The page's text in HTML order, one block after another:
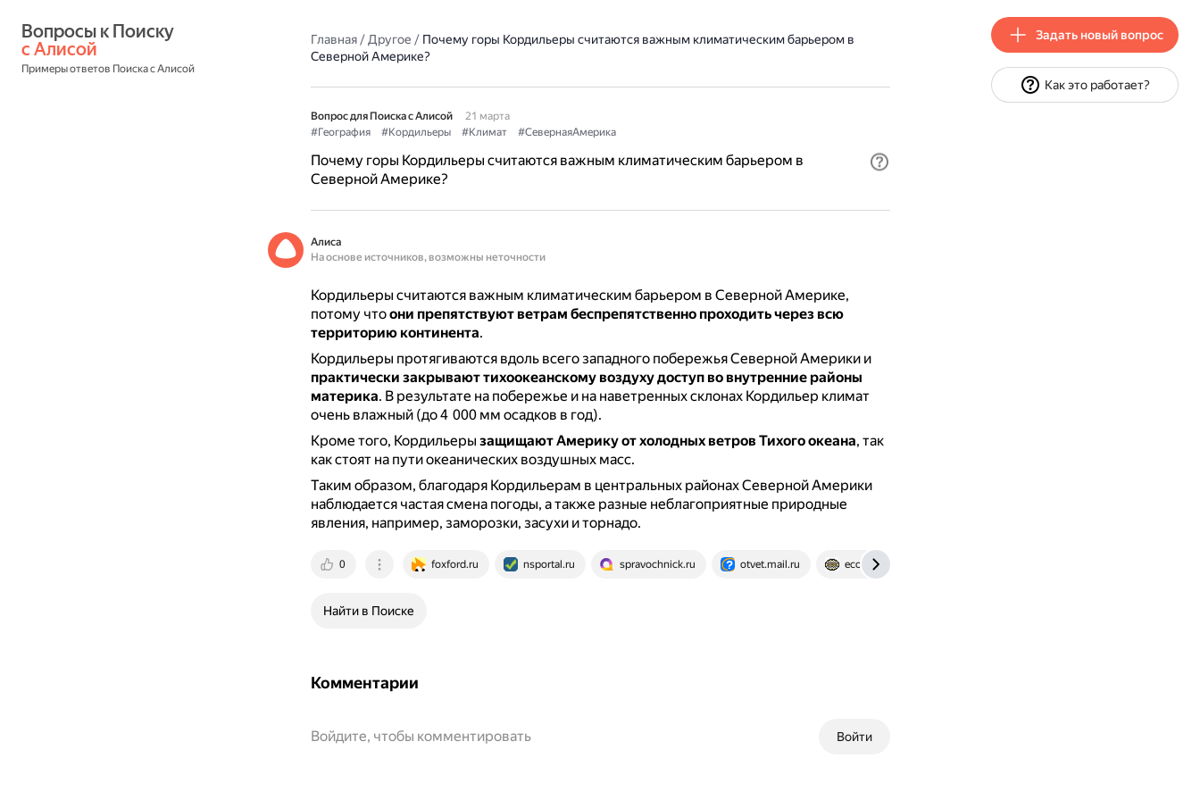
с Алисой
Примеры ответов Поиска с Алисой
Главная/Другое / Почему горы Кордильеры считаются важным климатическим барьером в
Северной Америке?
Вопрос для Поиска с Алисой
21 марта
#География
#Кордильеры #Климат #СевернаяАмерика
Почему горы Кордильеры считаются важным климатическим барьером в
Северной Америке?
Алиса
На основе источников, возможны неточности
Кордильеры считаются важным климатическим барьером в Северной Америке,
потому чтоони препятствуют ветрам беспрепятственно проходить через всю
территорию континента.
Кордильеры протягиваются вдоль всего западного побережья Северной Америки и
практически закрывают тихоокеанскому воздуху доступ во внутренние районы
материка. В результате на побережье и на наветренных склонах Кордильер климат
очень влажный (до 4 000 мм осадков в год).
Кроме того, Кордильеры защищают Америку от холодных ветров Тихого океана, так
как стоят на пути океанических воздушных масс.
Таким образом, благодаря Кордильерам в центральных районах Северной Америки
наблюдается частая смена погоды, а также разные неблагоприятные природные
явления, например, заморозки, засухи и торнадо.
0 foxford.ru nsportal.ru spravochnick.ru otvet.mail.ru ecosystema.ru
Найти в Поиске
Комментарии
Войти
Войдите, чтобы комментировать
Задать новый вопрос
Как это работает?